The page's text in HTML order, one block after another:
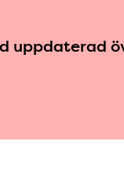
uppdaterad